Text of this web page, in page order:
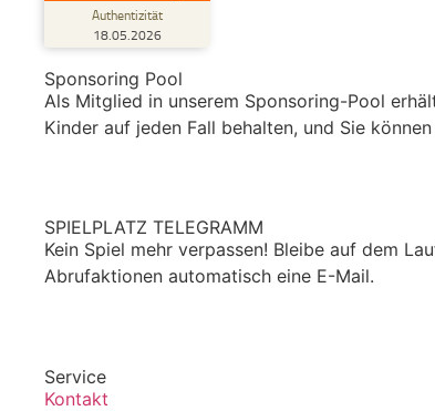
Authentizität
18.05.2026
Blick aufs ProvenExpert-Profil werfen
gewonnen. Die Zustellung des Preises
erfolgte schnell und unkompliziert....
Sponsoring Pool
Als Mitglied in unserem Sponsoring-Pool
Kinder auf jeden Fall behalten, und Sie
SPIELPLATZ TELEGRAMM
Kein Spiel mehr verpassen! Bleibe auf dem
Abrufaktionen automatisch eine E-Mail.
Service
Kontakt